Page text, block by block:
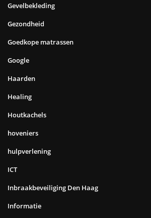
Gevelbekleding
Gezondheid
Goedkope matrassen
Google
Haarden
Healing
Houtkachels
hoveniers
hulpverlening
ICT
Inbraakbeveiliging Den Haag
Informatie